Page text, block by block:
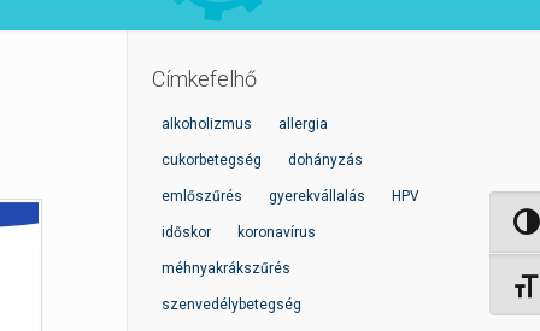
Címkefelhő
alkoholizmus allergia
cukorbetegség dohányzás
emlőszűrés gyerekvállalás HPV
időskor koronavírus
méhnyakrákszűrés
szenvedélybetegség